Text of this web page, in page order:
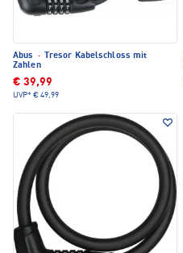
Abus ·
Tresor Kabelschloss mit
Zahlen
€ 39,99
UVP* € 49,99